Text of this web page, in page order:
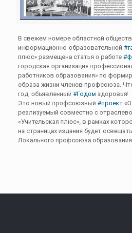
В свежем номере областной
информационно-образовательной
плюс» размещена статья о работе
городская организация
работников образования» по
образа жизни членов профсоюза.
год, объявленный #Годом здоровья!
Это новый профсоюзный #проект
реализуемый совместно с
«Учительская плюс», в рамках
на страницах издания будет
Локального профсоюза